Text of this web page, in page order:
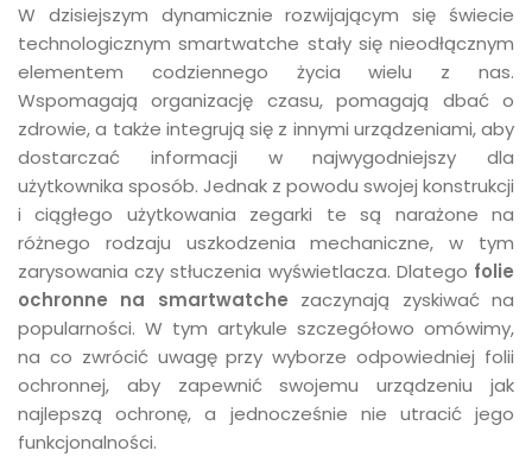
W dzisiejszym dynamicznie rozwijającym się świecie
technologicznym smartwatche stały się nieodłącznym
elementem codziennego życia wielu z nas.
Wspomagają organizację czasu, pomagają dbać o
zdrowie, a także integrują się z innymi urządzeniami, aby
dostarczać informacji w najwygodniejszy dla
użytkownika sposób. Jednak z powodu swojej konstrukcji
i ciągłego użytkowania zegarki te są narażone na
różnego rodzaju uszkodzenia mechaniczne, w tym
zarysowania czy stłuczenia wyświetlacza. Dlatego folie
ochronne na smartwatche zaczynają zyskiwać na
popularności. W tym artykule szczegółowo omówimy,
na co zwrócić uwagę przy wyborze odpowiedniej folii
ochronnej, aby zapewnić swojemu urządzeniu jak
najlepszą ochronę, a jednocześnie nie utracić jego
funkcjonalności.